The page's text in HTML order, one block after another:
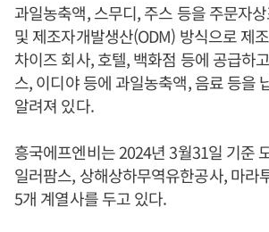
과일농축액, 스무디, 주스 등을 주문자
및 제조자개발생산(ODM) 방식으로 제
차이즈 회사, 호텔, 백화점 등에 공급하
스, 이디야 등에 과일농축액, 음료 등을
알려져 있다.
흥국에프엔비는 2024년 3월31일 기준
일러팜스, 상해상하무역유한공사, 마라
5개 계열사를 두고 있다.